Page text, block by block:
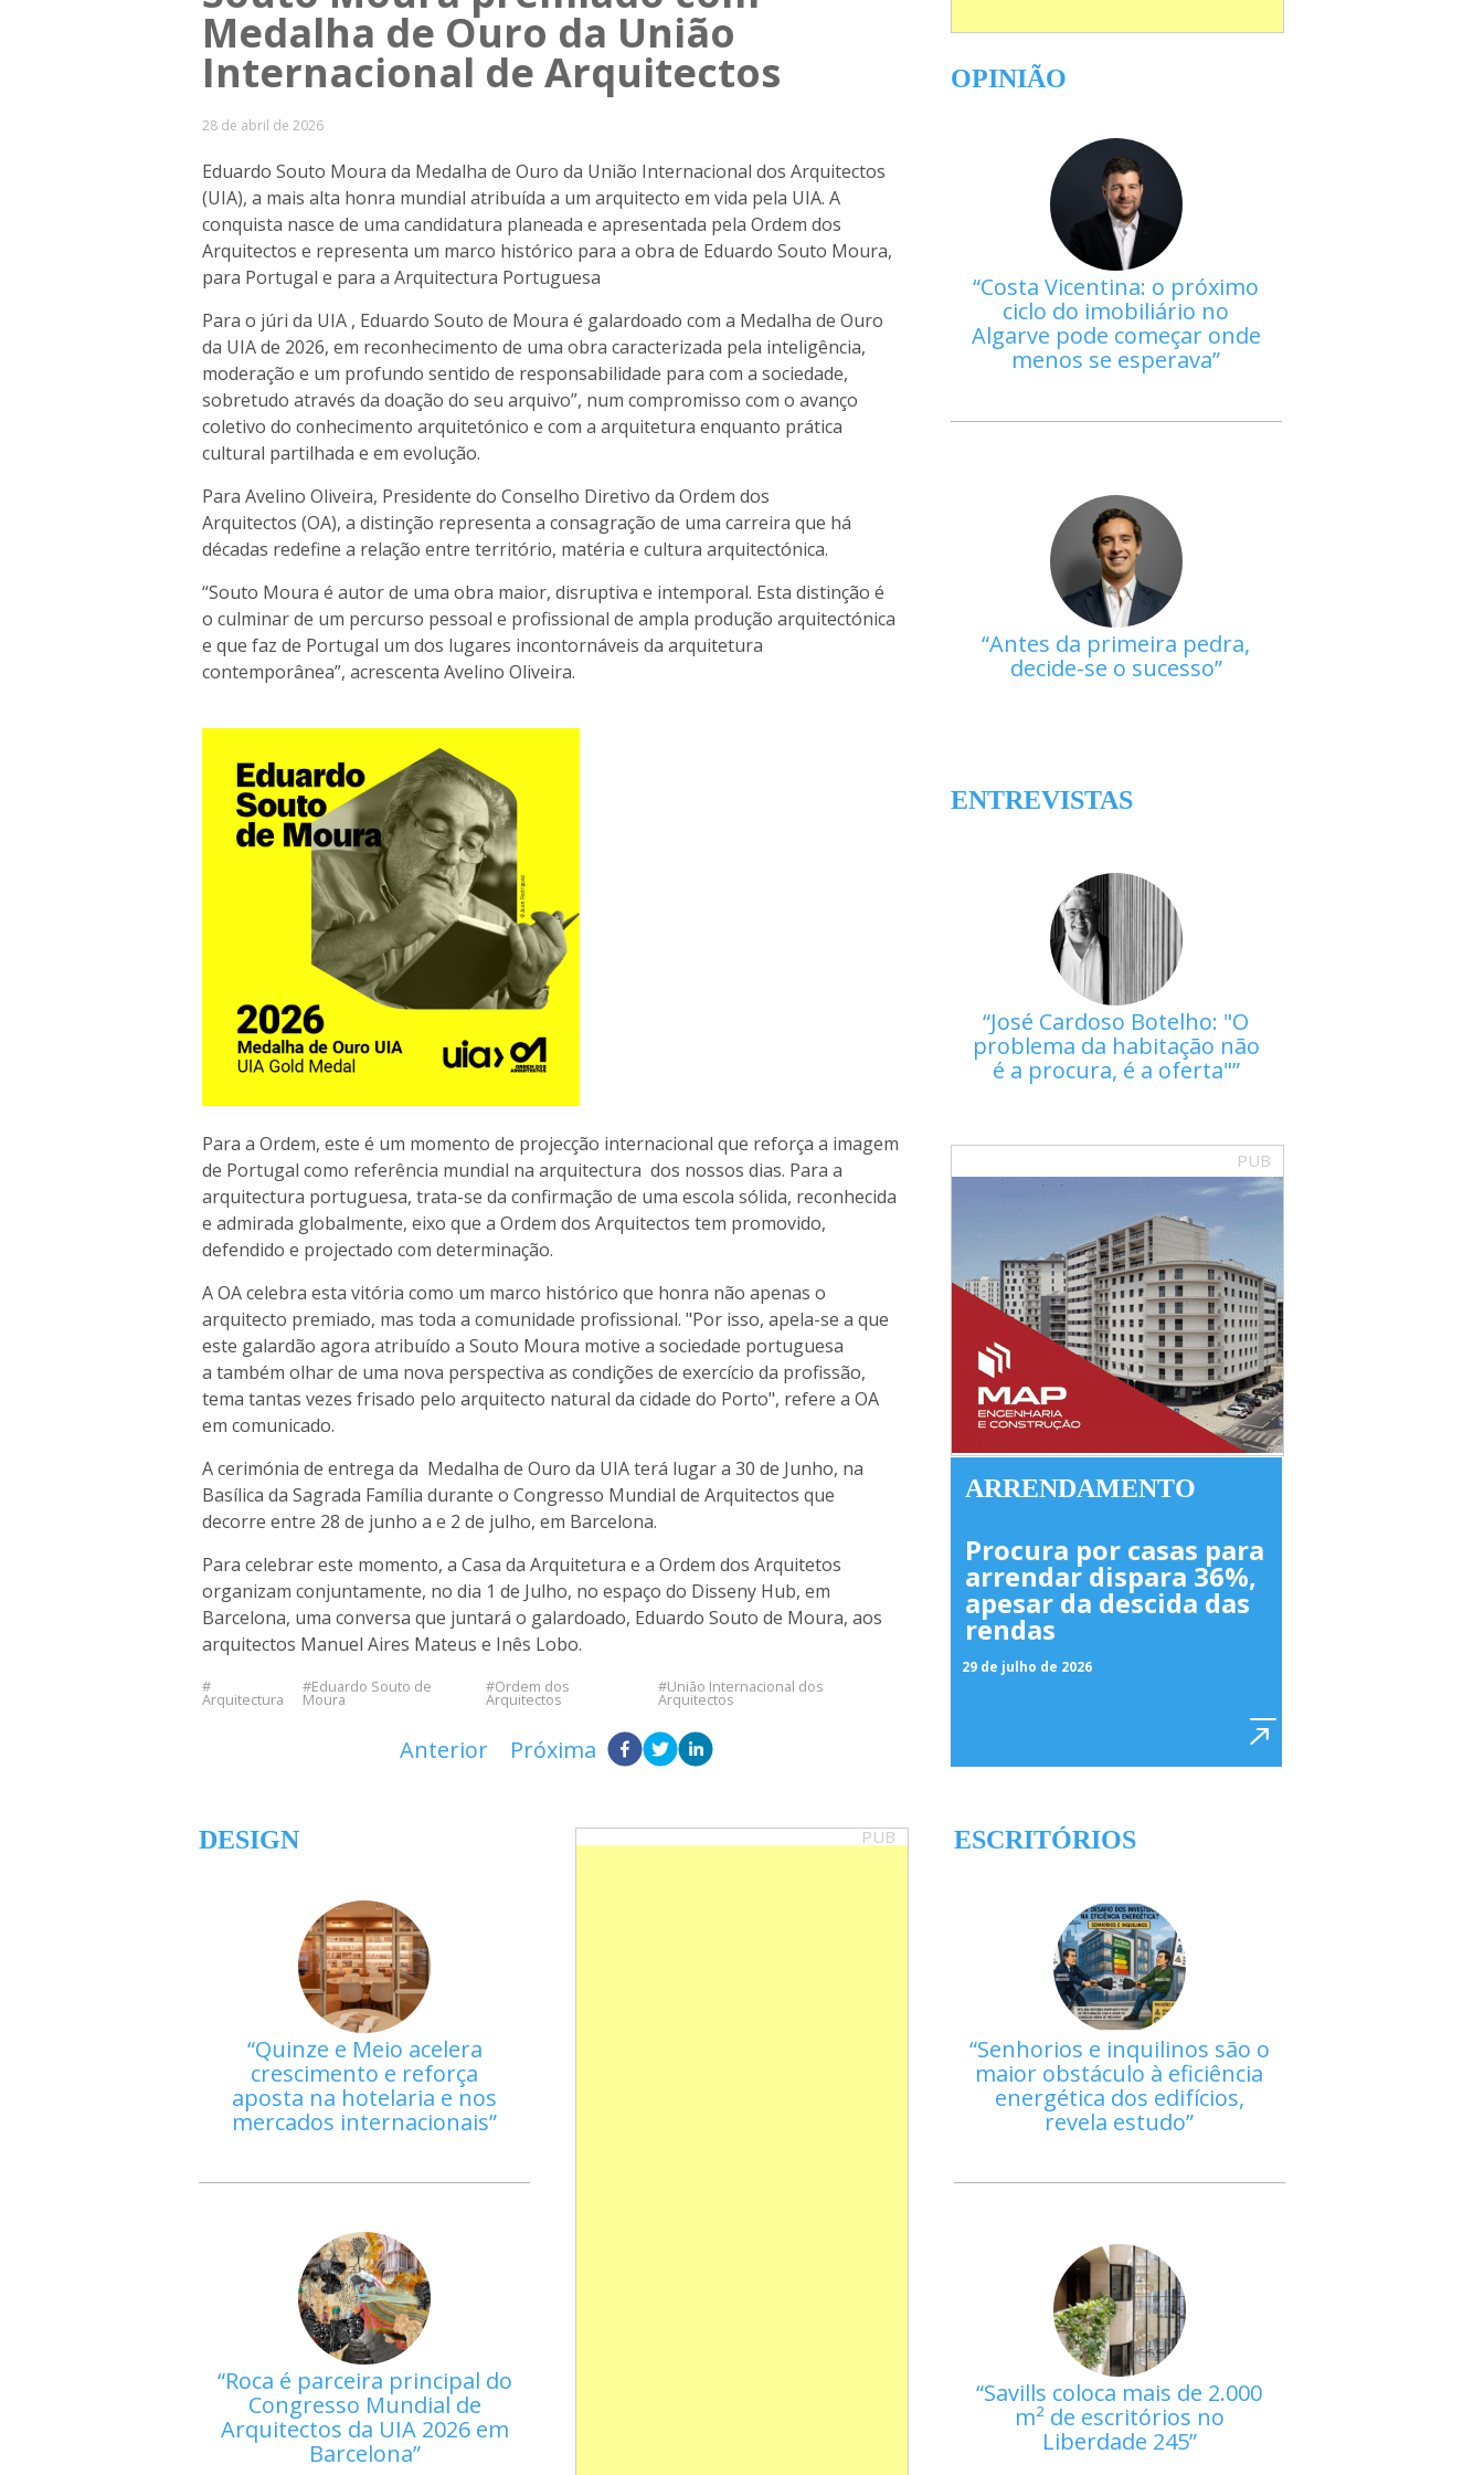
Medalha de Ouro da União
Internacional de Arquitectos
28 de abril de 2026
Eduardo Souto Moura da Medalha de Ouro da União Internacional dos Arquitectos
(UIA), a mais alta honra mundial atribuída a um arquitecto em vida pela UIA. A
conquista nasce de uma candidatura planeada e apresentada pela Ordem dos
Arquitectos e representa um marco histórico para a obra de Eduardo Souto Moura,
para Portugal e para a Arquitectura Portuguesa
Para o júri da UIA , Eduardo Souto de Moura é galardoado com a Medalha de Ouro
da UIA de 2026, em reconhecimento de uma obra caracterizada pela inteligência,
moderação e um profundo sentido de responsabilidade para com a sociedade,
sobretudo através da doação do seu arquivo”, num compromisso com o avanço
coletivo do conhecimento arquitetónico e com a arquitetura enquanto prática
cultural partilhada e em evolução.
Para Avelino Oliveira, Presidente do Conselho Diretivo da Ordem dos
Arquitectos (OA), a distinção representa a consagração de uma carreira que há
décadas redefine a relação entre território, matéria e cultura arquitectónica.
“Souto Moura é autor de uma obra maior, disruptiva e intemporal. Esta distinção é
o culminar de um percurso pessoal e profissional de ampla produção arquitectónica
e que faz de Portugal um dos lugares incontornáveis da arquitetura
contemporânea”, acrescenta Avelino Oliveira.
Para a Ordem, este é um momento de projecção internacional que reforça a imagem
de Portugal como referência mundial na arquitectura dos nossos dias. Para a
arquitectura portuguesa, trata-se da confirmação de uma escola sólida, reconhecida
e admirada globalmente, eixo que a Ordem dos Arquitectos tem promovido,
defendido e projectado com determinação.
A OA celebra esta vitória como um marco histórico que honra não apenas o
arquitecto premiado, mas toda a comunidade profissional. "Por isso, apela-se a que
este galardão agora atribuído a Souto Moura motive a sociedade portuguesa
a também olhar de uma nova perspectiva as condições de exercício da profissão,
tema tantas vezes frisado pelo arquitecto natural da cidade do Porto", refere a OA
em comunicado.
A cerimónia de entrega da Medalha de Ouro da UIA terá lugar a 30 de Junho, na
Basílica da Sagrada Família durante o Congresso Mundial de Arquitectos que
decorre entre 28 de junho a e 2 de julho, em Barcelona.
Para celebrar este momento, a Casa da Arquitetura e a Ordem dos Arquitetos
organizam conjuntamente, no dia 1 de Julho, no espaço do Disseny Hub, em
Barcelona, uma conversa que juntará o galardoado, Eduardo Souto de Moura, aos
arquitectos Manuel Aires Mateus e Inês Lobo.
Arquitectura
Eduardo Souto de
Moura
Ordem dos
Arquitectos
União Internacional dos
Arquitectos
Anterior Próxima
OPINIÃO
Costa Vicentina: o próximo
ciclo do imobiliário no
Algarve pode começar onde
menos se esperava
Antes da primeira pedra,
decide-se o sucesso
ENTREVISTAS
José Cardoso Botelho: "O
problema da habitação não
é a procura, é a oferta"
PUB
ARRENDAMENTO
Procura por casas para
arrendar dispara 36%,
apesar da descida das
rendas
29 de julho de 2026
DESIGN
Quinze e Meio acelera
crescimento e reforça
aposta na hotelaria e nos
mercados internacionais
Roca é parceira principal do
Congresso Mundial de
Arquitectos da UIA 2026 em
Barcelona
PUB ESCRITÓRIOS
Senhorios e inquilinos são o
maior obstáculo à eficiência
energética dos edifícios,
revela estudo
Savills coloca mais de 2.000
m² de escritórios no
Liberdade 245